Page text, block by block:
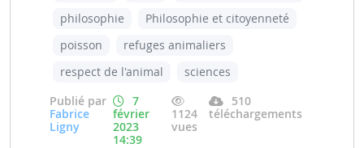
philosophie
Philosophie et citoyenneté
poisson
refuges animaliers
respect de l'animal
sciences
Publié par
Fabrice
Ligny
7
février
2023
14:39
1124
vues
510
téléchargements